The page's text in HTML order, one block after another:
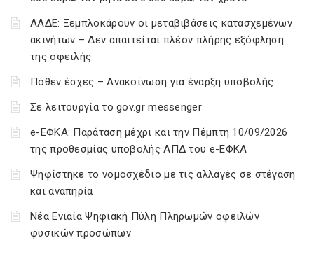
ΑΑΔΕ: Ξεμπλοκάρουν οι μεταβιβάσεις κατασχεμένων
ακινήτων – Δεν απαιτείται πλέον πλήρης εξόφληση
της οφειλής
Πόθεν έσχες – Ανακοίνωση για έναρξη υποβολής
Σε λειτουργία το gov.gr messenger
e-ΕΦΚΑ: Παράταση μέχρι και την Πέμπτη 10/09/2026
της προθεσμίας υποβολής ΑΠΔ του e-ΕΦΚΑ
Ψηφίστηκε το νομοσχέδιο με τις αλλαγές σε στέγαση
και αναπηρία
Νέα Ενιαία Ψηφιακή Πύλη Πληρωμών οφειλών
φυσικών προσώπων